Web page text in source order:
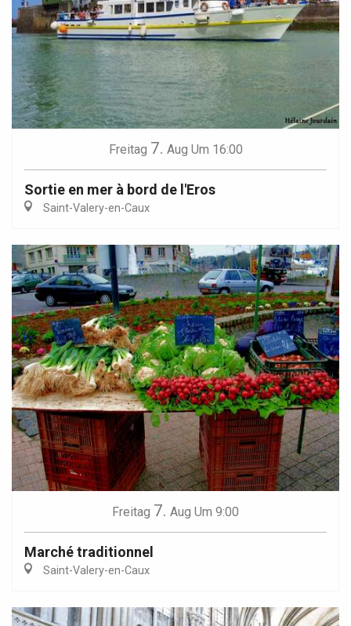
Freitag 7. Aug Um 16:00
Sortie en mer à bord de l'Eros
Saint-Valery-en-Caux
Freitag 7. Aug Um 9:00
Marché traditionnel
Saint-Valery-en-Caux